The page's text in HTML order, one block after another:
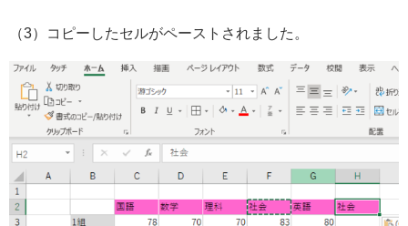
（3）コピーしたセルがペーストされました。